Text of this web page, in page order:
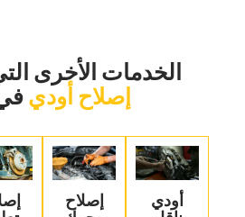
‏الخدمات الأخرى
إصلاح أودي
‏أودي
إصلاح